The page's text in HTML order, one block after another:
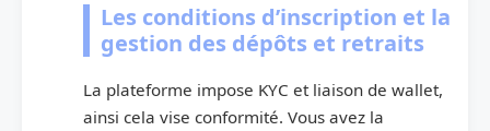
Les conditions d’inscription et la
gestion des dépôts et retraits
La plateforme impose KYC et liaison de wallet,
ainsi cela vise conformité. Vous avez la